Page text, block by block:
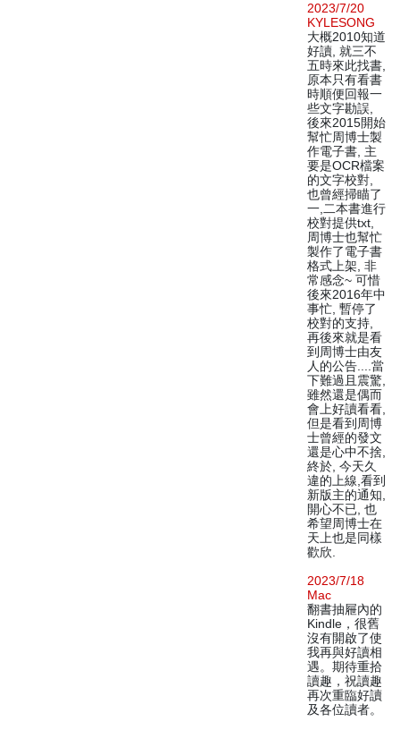
2023/7/20
KYLESONG
大概2010知道
好讀, 就三不
五時來此找書,
原本只有看書
時順便回報一
些文字勘誤,
後來2015開始
幫忙周博士製
作電子書, 主
要是OCR檔案
的文字校對,
也曾經掃瞄了
一,二本書進行
校對提供txt,
周博士也幫忙
製作了電子書
格式上架, 非
常感念~ 可惜
後來2016年中
事忙, 暫停了
校對的支持,
再後來就是看
到周博士由友
人的公告....當
下難過且震驚,
雖然還是偶而
會上好讀看看,
但是看到周博
士曾經的發文
還是心中不捨,
終於, 今天久
違的上線,看到
新版主的通知,
開心不已, 也
希望周博士在
天上也是同樣
歡欣.
2023/7/18
Mac
翻書抽屜內的
Kindle，很舊
沒有開啟了使
我再與好讀相
遇。期待重拾
讀趣，祝讀趣
再次重臨好讀
及各位讀者。